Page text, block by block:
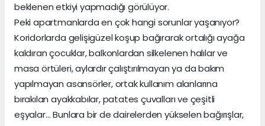
beklenen etkiyi yapmadığı görülüyor.
Peki apartmanlarda en çok hangi sorunlar yaşanıyor?
Koridorlarda gelişigüzel koşup bağırarak ortalığı ayağa
kaldıran çocuklar, balkonlardan silkelenen halılar ve
masa örtüleri, aylardır çalıştırılmayan ya da bakım
yapılmayan asansörler, ortak kullanım alanlarına
bırakılan ayakkabılar, patates çuvalları ve çeşitli
eşyalar… Bunlara bir de dairelerden yükselen bağırışlar,